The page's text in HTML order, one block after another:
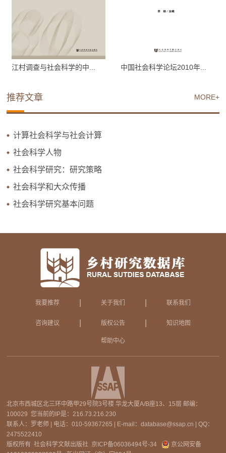
江村调查与社会科学的中... 中国社会科学论坛2010年...
MORE+
推荐文章
计算社会科学与社会计算
社会科学人物
社会科学研究：研究策略
社会科学和大众传播
社会科学研究基本问题
我要推荐 关于我们 联系我们
咨询建议 版权公告 知识地图
帮助中心
北京市西城区北三环中路甲29号院3号楼 华龙大厦A/B座13、15层 邮编：
100029 您当前的IP是： 216.73.216.230
联系人：罗老师 | 电话：010-59367265 | E-mail：database@ssap.cn | QQ：
2475522410
版权所有 社会科学文献出版社 京ICP备06036494号-34
京公网安备